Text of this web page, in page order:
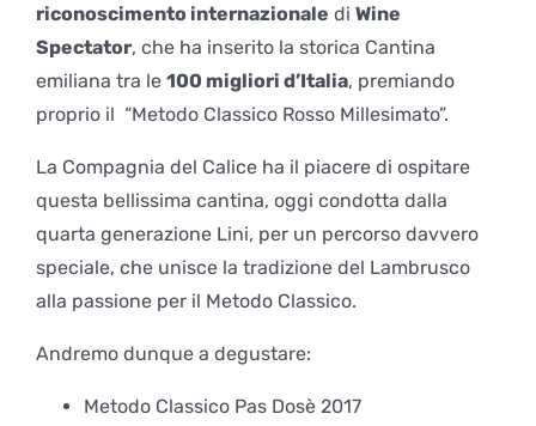
riconoscimento internazionale di Wine
Spectator, che ha inserito la storica Cantina
emiliana tra le 100 migliori d’Italia, premiando
proprio il “Metodo Classico Rosso Millesimato”.
La Compagnia del Calice ha il piacere di ospitare
questa bellissima cantina, oggi condotta dalla
quarta generazione Lini, per un percorso davvero
speciale, che unisce la tradizione del Lambrusco
alla passione per il Metodo Classico.
Andremo dunque a degustare:
Metodo Classico Pas Dosè 2017